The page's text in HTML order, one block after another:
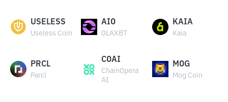
USELESS
Useless Coin
AIO
OLAXBT
KAIA
Kaia
PRCL
Parcl
COAI
ChainOpera
AI
MOG
Mog Coin